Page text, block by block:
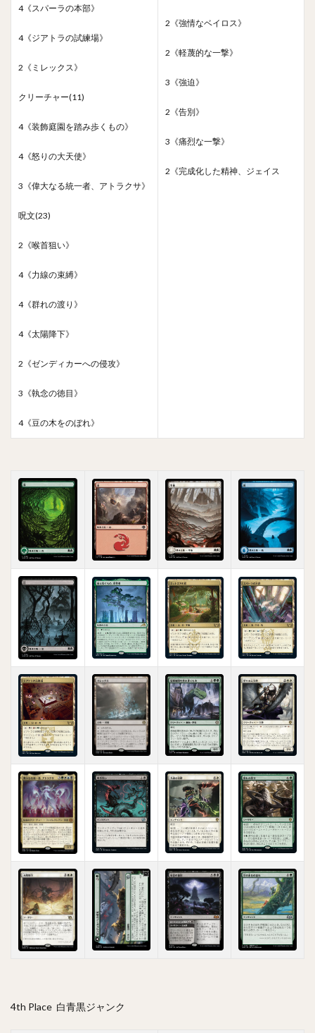
4《スパーラの本部》
4《ジアトラの試練場》
2《ミレックス》
クリーチャー(11)
4《装飾庭園を踏み歩くもの》
4《怒りの大天使》
3《偉大なる統一者、アトラクサ》
呪文(23)
2《喉首狙い》
4《力線の束縛》
4《群れの渡り》
4《太陽降下》
2《ゼンディカーへの侵攻》
3《執念の徳目》
4《豆の木をのぼれ》
2《強情なベイロス》
2《軽蔑的な一撃》
3《強迫》
2《告別》
3《痛烈な一撃》
2《完成化した精神、ジェイス
4th Place 白青黒ジャンク